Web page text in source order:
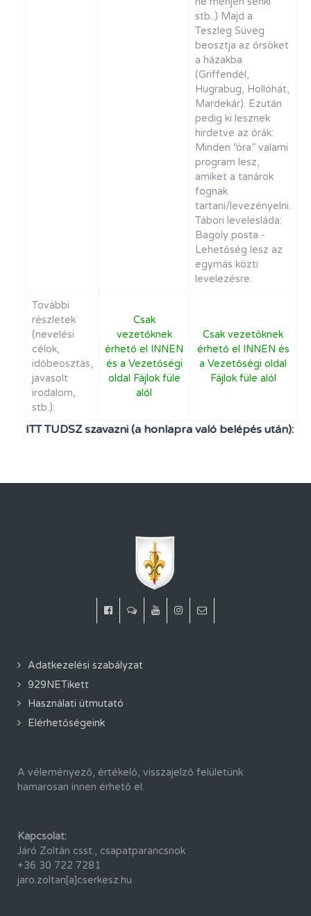
stb..) Majd a
Teszleg Süveg
beosztja az őrsöket
a házakba
(Griffendél,
Hugrabug, Hollóhát,
Mardekár). Ezután
pedig ki lesznek
hirdetve az órák:
Minden “óra” valami
program lesz,
amiket a tanárok
fognak
tartani/levezényelni.
Tábori levelesláda:
Bagoly posta -
Lehetőség lesz az
egymás közti
levelezésre.
További
részletek
(nevelési
célok,
időbeosztás,
javasolt
irodalom,
stb.):
Csak
vezetőknek
érhető el INNEN
és a Vezetőségi
oldal Fájlok füle
alól
Csak vezetőknek
érhető el INNEN és
a Vezetőségi oldal
Fájlok füle alól
ITT TUDSZ szavazni (a honlapra való belépés után):
Adatkezelési szabályzat
929NETikett
Használati útmutató
Elérhetőségeink
A véleményező, értékelő, visszajelző felületünk
hamarosan innen érhető el.
Kapcsolat:
Járó Zoltán csst., csapatparancsnok
+36 30 722 7281
jaro.zoltan[a]cserkesz.hu